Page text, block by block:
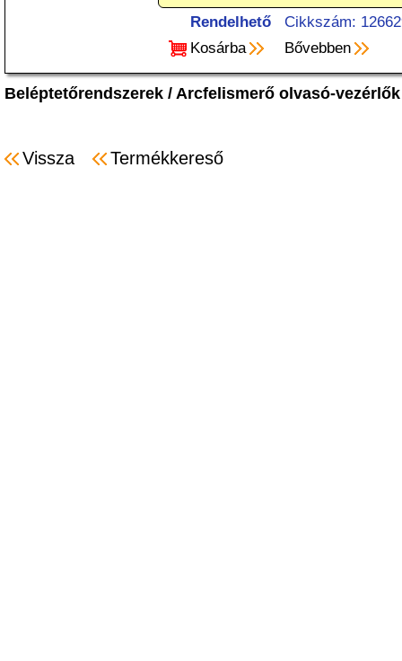
Rendelhető
Cikkszám:
Kosárba
Bővebben
Beléptetőrendszerek / Arcfelismerő olvasó-vezérlők
Vissza Termékkereső